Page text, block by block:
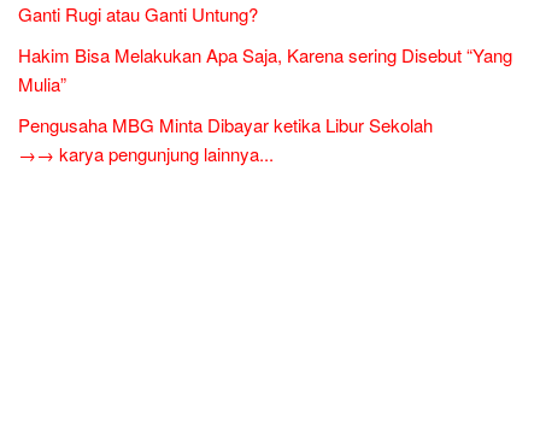
Ganti Rugi atau Ganti Untung?
Hakim Bisa Melakukan Apa Saja, Karena sering Disebut “Yang
Mulia”
Pengusaha MBG Minta Dibayar ketika Libur Sekolah
→→ karya pengunjung lainnya...